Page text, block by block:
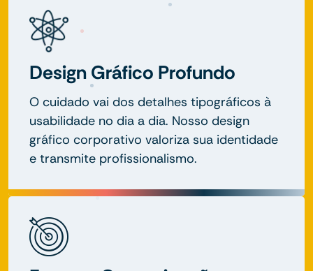
Design Gráfico Profundo
O cuidado vai dos detalhes tipográficos à
usabilidade no dia a dia. Nosso design
gráfico corporativo valoriza sua identidade
e transmite profissionalismo.